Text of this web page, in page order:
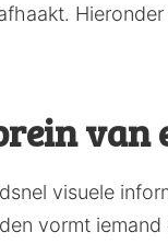
van
visuele
vormt